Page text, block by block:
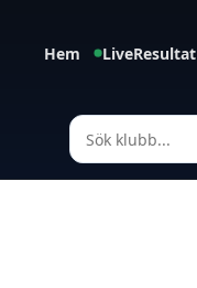
Hem LiveResultat